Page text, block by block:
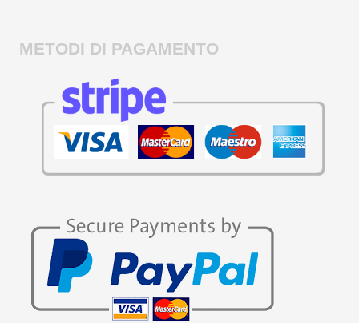
METODI DI PAGAMENTO